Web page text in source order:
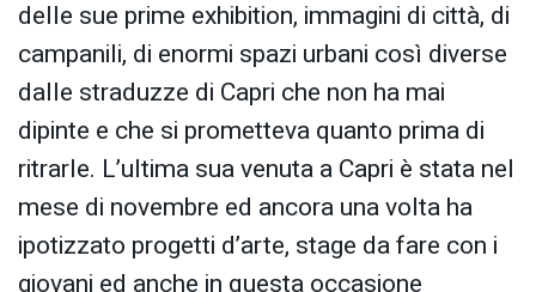
delle sue prime exhibition, immagini di città, di
campanili, di enormi spazi urbani così diverse
dalle straduzze di Capri che non ha mai
dipinte e che si prometteva quanto prima di
ritrarle. L’ultima sua venuta a Capri è stata nel
mese di novembre ed ancora una volta ha
ipotizzato progetti d’arte, stage da fare con i
giovani ed anche in questa occasione